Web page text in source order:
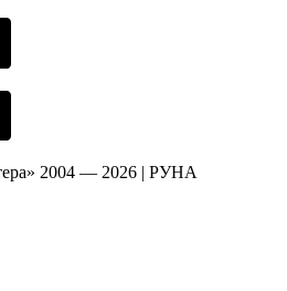
2004 — 2026 | РУНА